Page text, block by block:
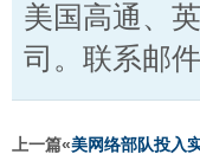
美国高通、
司。联系邮
上一篇«美网络部队投入